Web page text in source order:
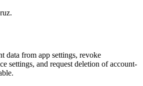
data from app settings, revoke
settings, and request deletion of account-